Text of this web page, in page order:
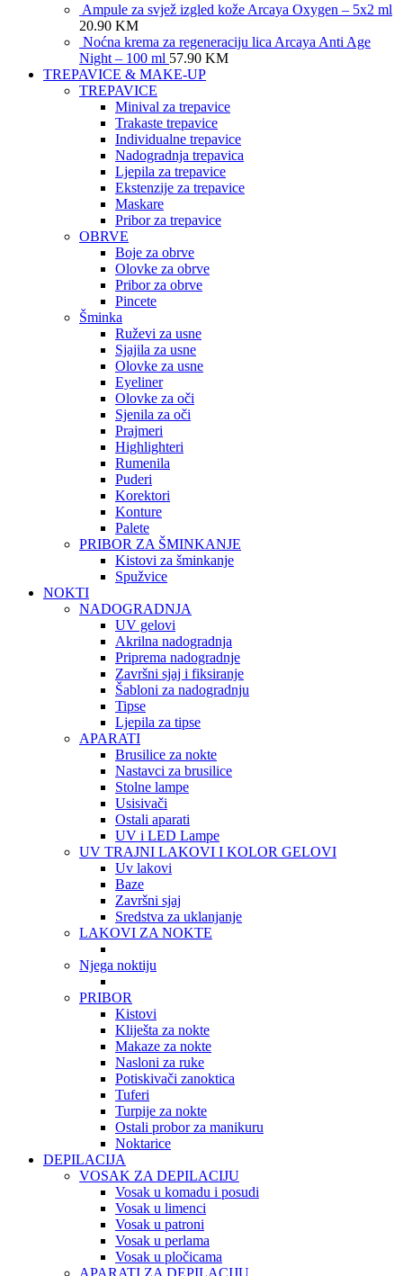
Ampule za svjež izgled kože Arcaya Oxygen – 5x2 ml
20.90 KM
Noćna krema za regeneraciju lica Arcaya Anti Age
Night – 100 ml 57.90 KM
TREPAVICE & MAKE-UP
TREPAVICE
Minival za trepavice
Trakaste trepavice
Individualne trepavice
Nadogradnja trepavica
Ljepila za trepavice
Ekstenzije za trepavice
Maskare
Pribor za trepavice
OBRVE
Boje za obrve
Olovke za obrve
Pribor za obrve
Pincete
Šminka
Ruževi za usne
Sjajila za usne
Olovke za usne
Eyeliner
Olovke za oči
Sjenila za oči
Prajmeri
Highlighteri
Rumenila
Puderi
Korektori
Konture
Palete
PRIBOR ZA ŠMINKANJE
Kistovi za šminkanje
Spužvice
NOKTI
NADOGRADNJA
UV gelovi
Akrilna nadogradnja
Priprema nadogradnje
Završni sjaj i fiksiranje
Šabloni za nadogradnju
Tipse
Ljepila za tipse
APARATI
Brusilice za nokte
Nastavci za brusilice
Stolne lampe
Usisivači
Ostali aparati
UV i LED Lampe
UV TRAJNI LAKOVI I KOLOR GELOVI
Uv lakovi
Baze
Završni sjaj
Sredstva za uklanjanje
LAKOVI ZA NOKTE
Njega noktiju
PRIBOR
Kistovi
Kliješta za nokte
Makaze za nokte
Nasloni za ruke
Potiskivači zanoktica
Tuferi
Turpije za nokte
Ostali probor za manikuru
Noktarice
DEPILACIJA
VOSAK ZA DEPILACIJU
Vosak u komadu i posudi
Vosak u limenci
Vosak u patroni
Vosak u perlama
Vosak u pločicama
APARATI ZA DEPILACIJU